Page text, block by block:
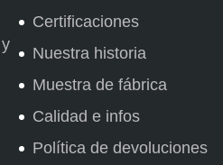
Certificaciones
Nuestra historia
Muestra de fábrica
Calidad e infos
Política de devoluciones